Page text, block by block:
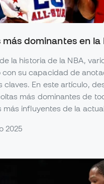
más dominantes en la
la historia de la NBA,
su capacidad de
claves. En este artículo,
más dominantes de
más influyentes de la
2025